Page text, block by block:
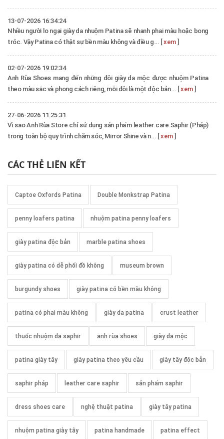
13-07-2026 16:34:24
Nhiều người lo ngại giày da nhuộm Patina sẽ nhanh phai màu hoặc bong
tróc. Vậy Patina có thật sự bền màu không và điều g... [xem]
02-07-2026 19:02:34
Anh Rùa Shoes mang đến những đôi giày da mộc được nhuộm Patina
theo màu sắc và phong cách riêng, mỗi đôi là một độc bản... [xem]
27-06-2026 11:25:31
Vì sao Anh Rùa Store chỉ sử dụng sản phẩm leather care Saphir (Pháp)
trong toàn bộ quy trình chăm sóc, Mirror Shine và n... [xem]
CÁC THẺ LIÊN KẾT
Captoe Oxfords Patina Double Monkstrap Patina
penny loafers patina nhuộm patina penny loafers
giày patina độc bản marble patina shoes
giày patina có dễ phối đồ không museum brown
burgundy shoes giày patina có bền màu không
patina có phai màu không giày da patina crust leather
thuốc nhuộm da saphir anh rùa shoes giày da mộc
patina giày tây giày patina theo yêu cầu giày tây độc bản
saphir pháp leather care saphir sản phẩm saphir
dress shoes care nghệ thuật patina giày tây patina
nhuộm patina giày tây patina handmade patina effect